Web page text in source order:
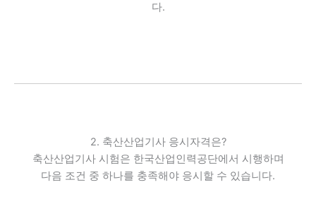
다.
2. 축산산업기사 응시자격은?
축산산업기사 시험은 한국산업인력공단에서 시행하며
다음 조건 중 하나를 충족해야 응시할 수 있습니다.